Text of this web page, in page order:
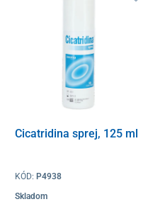
Cicatridina sprej, 125 ml
KÓD: P4938
Skladom